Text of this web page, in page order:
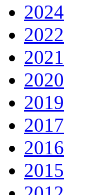
2024
2022
2021
2020
2019
2017
2016
2015